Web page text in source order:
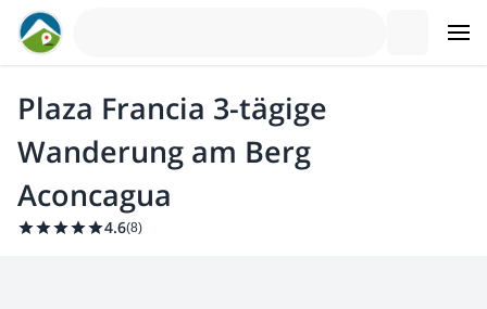
Plaza Francia 3-tägige
Wanderung am Berg
Aconcagua
4.6(8)